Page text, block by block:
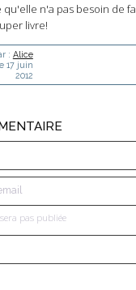
qu'elle n'a pas besoin de
livre!
: Alice
17 juin
2012
pas publiée